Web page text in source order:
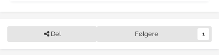
Del Følgere 1